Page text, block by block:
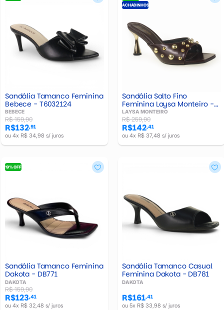
Sandália Tamanco Feminina
Bebece - T6032124
BEBECE
R$ 159,90
R$132,91
ou 4x R$ 34,98 s/ juros
ACHADINHOS
Sandália Salto Fino
Feminina Laysa Monteiro -
538412155
LAYSA MONTEIRO
R$ 259,90
R$142,41
ou 4x R$ 37,48 s/ juros
19% OFF
Sandália Tamanco Feminina
Dakota - DB771
DAKOTA
R$ 159,90
R$123,41
ou 4x R$ 32,48 s/ juros
Sandália Tamanco Casual
Feminina Dakota - DB781
DAKOTA
R$161,41
ou 5x R$ 33,98 s/ juros